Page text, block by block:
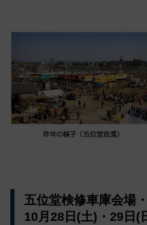
五位堂検修車庫会場
10月28日(土)・29日(